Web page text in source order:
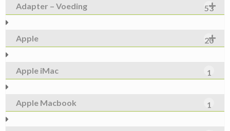
Adapter – Voeding 53
Apple 20
Apple iMac 1
Apple Macbook 1